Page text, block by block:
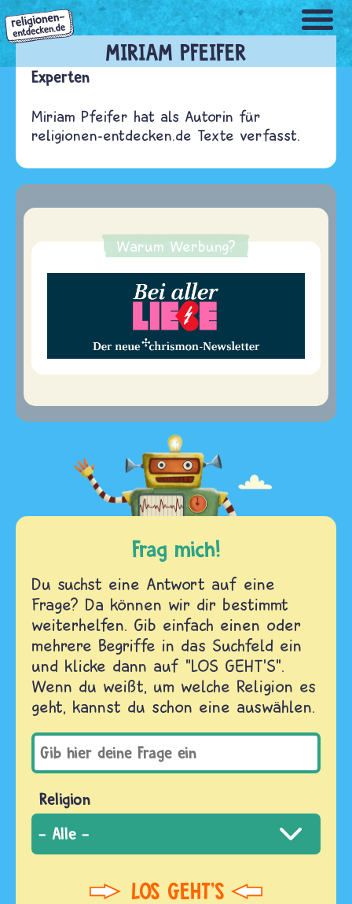
Direkt
zum
Inhalt
MIRIAM PFEIFER
Experten
Miriam Pfeifer hat als Autorin für
religionen-entdecken.de Texte verfasst.
Warum Werbung?
Frag mich!
Du suchst eine Antwort auf eine
Frage? Da können wir dir bestimmt
weiterhelfen. Gib einfach einen oder
mehrere Begriffe in das Suchfeld ein
und klicke dann auf "LOS GEHT'S".
Wenn du weißt, um welche Religion es
geht, kannst du schon eine auswählen.
Religion